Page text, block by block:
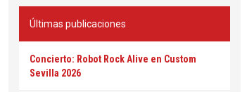
Últimas publicaciones
Concierto: Robot Rock Alive en Custom
Sevilla 2026